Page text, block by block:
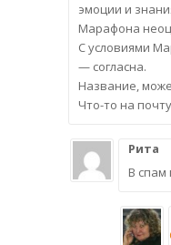
эмоции и
Марафона
С условиями
— согласна.
Название,
Что-то на
Рита
В спам